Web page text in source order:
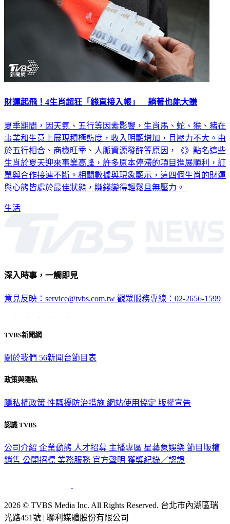
財運起飛！4生肖超狂「錢直接入帳」 躺著也能大賺
夏季期間，因天氣、五行等因素影響，生肖馬、蛇、猴、豬在
事業和生意上展現積極態度，收入明顯增加，且壓力不大。由
於五行相合、商機旺季、人脈資源發酵等原因，《》點名這些
生肖於夏天迎來事業高峰，許多原本停滯的項目進展順利，訂
單與合作接連不斷。相關數據與現象顯示，這四個生肖的財運
與心態皆處於最佳狀態，賺錢變得輕鬆且無壓力。
生活
深入時事，一觸即見
意見反映：service@tvbs.com.tw 觀眾服務專線：02-2656-1599
TVBS新聞網
關於我們 56新聞台節目表
政策與隱私
隱私權政策 性騷擾防治措施 網站使用協定 版權宣告
認識 TVBS
公司介紹 企業動態 人才招募 主播專區 星藝象娛樂 節目版權
銷售 公開招標 業務服務 官方聲明 獲獎紀錄／認證
2026 © TVBS Media Inc. All Rights Reserved. 台北市內湖區瑞
光路451號 | 聯利媒體股份有限公司